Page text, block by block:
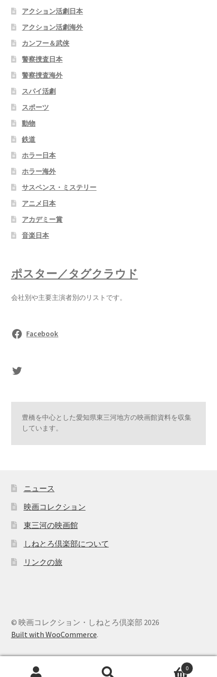
アクション活劇日本
アクション活劇海外
カンフー＆武侠
警察捜査日本
警察捜査海外
スパイ活劇
スポーツ
動物
鉄道
ホラー日本
ホラー海外
サスペンス・ミステリー
アニメ日本
アカデミー賞
音楽日本
ポスター／タグクラウド
会社別や主要主演者別のリストです。
Facebook
sasaki's Twitter
豊橋を中心とした愛知県東三河地方の映画館資料を収集
しています。
ニュース
映画コレクション
東三河の映画館
しねとろ倶楽部について
リンクの旅
© 映画コレクション・しねとろ倶楽部 2026
Built with WooCommerce.
0